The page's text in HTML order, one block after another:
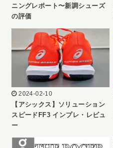
ニングレポート〜新調シューズ
の評価
2024-02-10
【アシックス】ソリューション
スピードFF3 インプレ・レビュ
ー